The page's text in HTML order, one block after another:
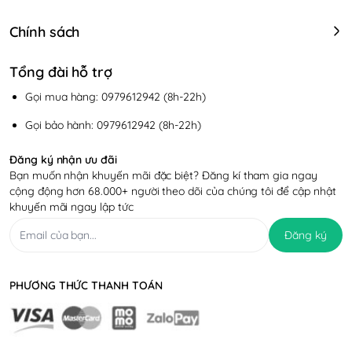
Chính sách
Tổng đài hỗ trợ
Gọi mua hàng: 0979612942 (8h-22h)
Gọi bảo hành: 0979612942 (8h-22h)
Đăng ký nhận ưu đãi
Bạn muốn nhận khuyến mãi đặc biệt? Đăng kí tham gia ngay
cộng động hơn 68.000+ người theo dõi của chúng tôi để cập nhật
khuyến mãi ngay lập tức
Đăng ký
PHƯƠNG THỨC THANH TOÁN